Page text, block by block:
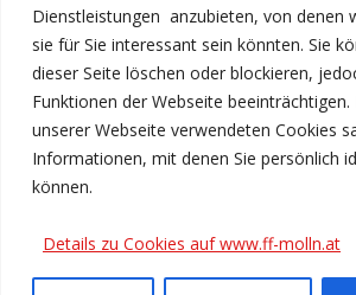
Dienstleistungen anzubieten, von denen
sie für Sie interessant sein könnten. Sie
dieser Seite löschen oder blockieren,
Funktionen der Webseite
unserer Webseite verwendeten Cookies
Informationen, mit denen Sie persönlich
können.
Details zu Cookies auf www.ff-molln.at
4591 Molln
Tel.: 07584/2222
ff-molln@ki.ooelfv.at